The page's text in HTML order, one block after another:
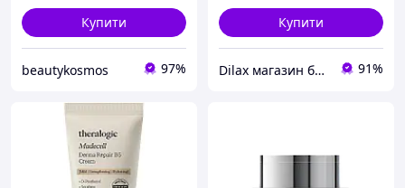
Купити
beautykosmos 97%
Купити
Dilax магазин брендових дитячих іграшок та товарів для батьків. 91%